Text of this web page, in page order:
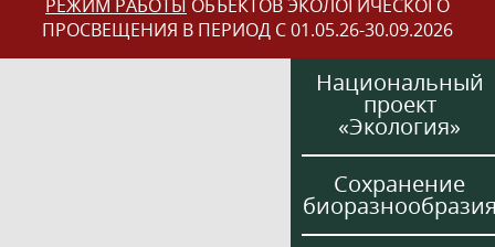
РЕЖИМ РАБОТЫ ОБЪЕКТОВ ЭКОЛОГИЧЕСКОГО
ПРОСВЕЩЕНИЯ В ПЕРИОД С 01.05.26-30.09.2026
Национальный
проект
«Экология»
Сохранение